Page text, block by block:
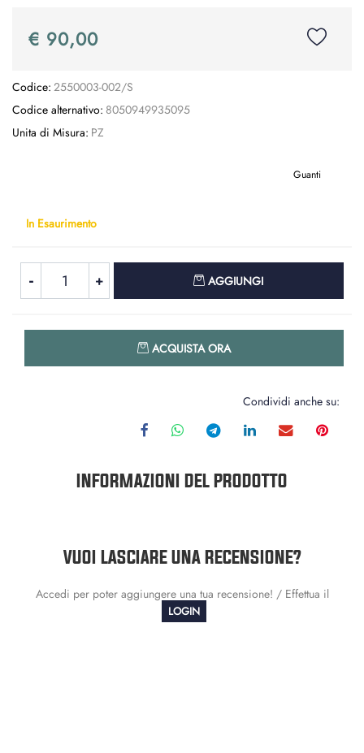
€ 90,00
Codice: 2550003-002/S
Codice alternativo: 8050949935095
Unita di Misura: PZ
Guanti
In Esaurimento
AGGIUNGI
ACQUISTA ORA
Condividi anche su:
INFORMAZIONI DEL PRODOTTO
VUOI LASCIARE UNA RECENSIONE?
Accedi per poter aggiungere una tua recensione! / Effettua il
LOGIN